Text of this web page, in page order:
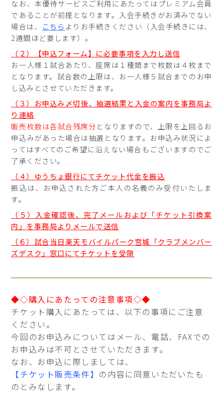
なお、本優待サービスご利用にあたってはプレミアム会員
であることが前提となります。入会手続きがお済みでない
場合は、 こちら よりお手続きください（入会手続きには、
2週間ほど要します）。
（２）【申込フォーム】に必要事項を入力し送信
お一人様１試合あたり、座席は１種類まで枚数は４枚まで
となります。試合数の上限は、お一人様５試合までのお申
し込みとさせていただきます。
（３）お申込み〆切後、抽選結果と入金の案内を事務局よ
り連絡
販売枚数は各試合残席分となりますので、上限を上回るお
申込みがあった場合は抽選となります。お申込み状況によ
ってはすべてのご希望に沿えない場合もございますのでご
了承ください。
（４）ゆうちょ銀行にてチケット代金を振込
振込は、お申込された方ご本人の名義のみ受付いたしま
す。
（５）入金確認後、完了メールおよび「チケット引換案
内」を事務局よりメールで送信
（６）試合当日楽天モバイルパーク宮城「クラブメンバー
ズデスク」窓口にてチケットを受領
◆◇購入にあたっての注意事項◇◆
チケット購入にあたっては、以下の事項にご注意
ください。
今回のお申込みについてはメール、電話、FAXでの
お申込みは不可とさせていただきます。
なお、お申込に際しましては、
【チケット販売条件】 の内容に同意いただいたも
のとみなします。